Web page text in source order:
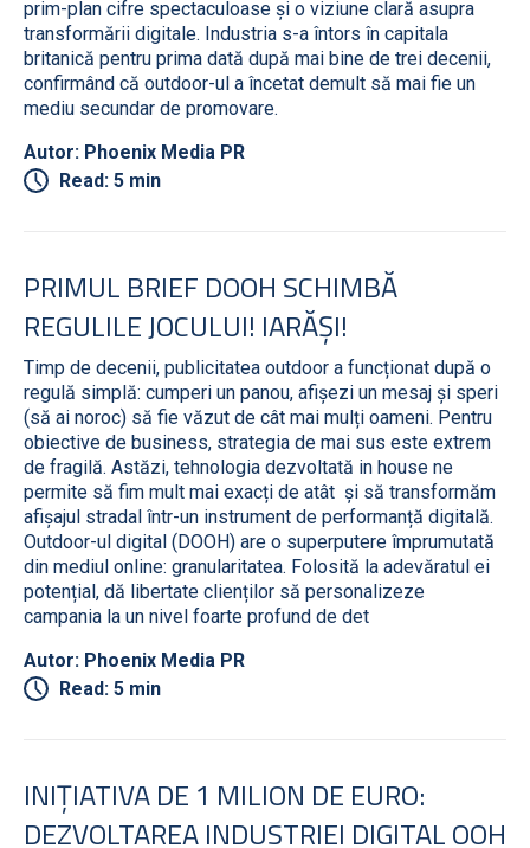
prim-plan cifre spectaculoase și o viziune clară asupra
transformării digitale. Industria s-a întors în capitala
britanică pentru prima dată după mai bine de trei decenii,
confirmând că outdoor-ul a încetat demult să mai fie un
mediu secundar de promovare.
Autor: Phoenix Media PR
Read: 5 min
PRIMUL BRIEF DOOH SCHIMBĂ
REGULILE JOCULUI! IARĂȘI!
Timp de decenii, publicitatea outdoor a funcționat după o
regulă simplă: cumperi un panou, afișezi un mesaj și speri
(să ai noroc) să fie văzut de cât mai mulți oameni. Pentru
obiective de business, strategia de mai sus este extrem
de fragilă. Astăzi, tehnologia dezvoltată in house ne
permite să fim mult mai exacți de atât și să transformăm
afișajul stradal într-un instrument de performanță digitală.
Outdoor-ul digital (DOOH) are o superputere împrumutată
din mediul online: granularitatea. Folosită la adevăratul ei
potențial, dă libertate clienților să personalizeze
campania la un nivel foarte profund de det
Autor: Phoenix Media PR
Read: 5 min
INIȚIATIVA DE 1 MILION DE EURO:
DEZVOLTAREA INDUSTRIEI DIGITAL OOH